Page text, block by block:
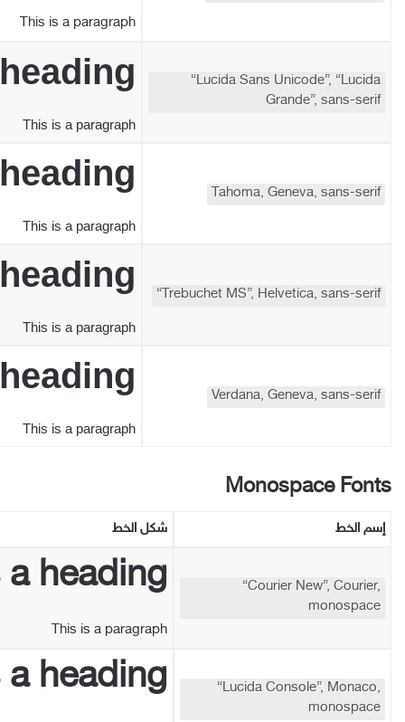
This is a paragraph
“Lucida Sans Unicode”, “Lucida
Grande”, sans-serif
This is a paragraph
Tahoma, Geneva, sans-serif
This is a paragraph
“Trebuchet MS”, Helvetica, sans-serif
This is a paragraph
Verdana, Geneva, sans-serif
This is a paragraph
Monospace Fonts
إسم الخط شكل الخط
“Courier New”, Courier,
monospace
heading
This is a paragraph
“Lucida Console”, Monaco,
monospace
heading